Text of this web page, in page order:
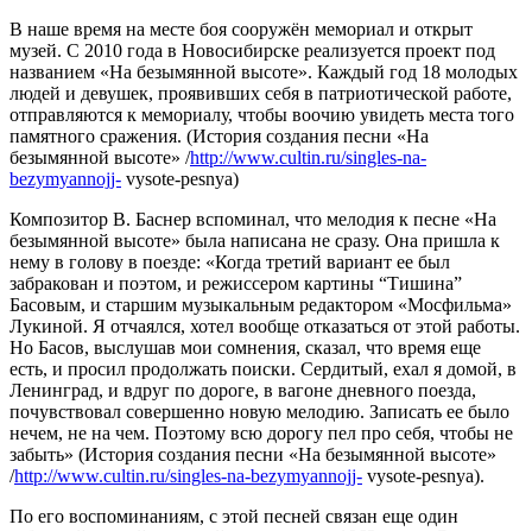
В наше время на месте боя сооружён мемориал и открыт
музей. С 2010 года в Новосибирске реализуется проект под
названием «На безымянной высоте». Каждый год 18 молодых
людей и девушек, проявивших себя в патриотической работе,
отправляются к мемориалу, чтобы воочию увидеть места того
памятного сражения. (История создания песни «На
безымянной высоте» /http://www.cultin.ru/singles-na-
bezymyannojj- vysote-pesnya)
Композитор В. Баснер вспоминал, что мелодия к песне «На
безымянной высоте» была написана не сразу. Она пришла к
нему в голову в поезде: «Когда третий вариант ее был
забракован и поэтом, и режиссером картины “Тишина”
Басовым, и старшим музыкальным редактором «Мосфильма»
Лукиной. Я отчаялся, хотел вообще отказаться от этой работы.
Но Басов, выслушав мои сомнения, сказал, что время еще
есть, и просил продолжать поиски. Сердитый, ехал я домой, в
Ленинград, и вдруг по дороге, в вагоне дневного поезда,
почувствовал совершенно новую мелодию. Записать ее было
нечем, не на чем. Поэтому всю дорогу пел про себя, чтобы не
забыть» (История создания песни «На безымянной высоте»
/http://www.cultin.ru/singles-na-bezymyannojj- vysote-pesnya).
По его воспоминаниям, с этой песней связан еще один